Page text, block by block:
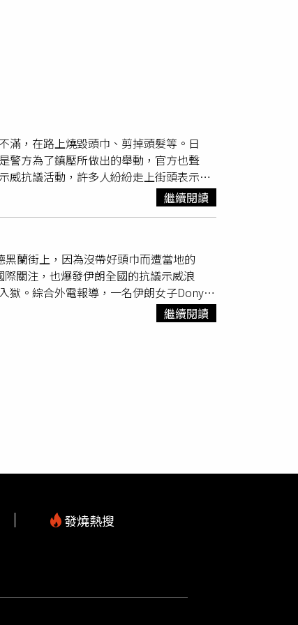
滿，在路上燒毀頭巾、剪掉頭髮等。日
警方為了鎮壓所做出的舉動，官方也聲
威抗議活動，許多人紛紛走上街頭表示不
工作人員發生衝突，放火燒了裝滿衣服的
活動的聲援，大約一個小時過後，官方聲
為2009年綠色運動以來伊朗神權政治面
多人被捕。埃文監獄主要關押反政府政
時間審訊和拒絕為被拘留者提供醫療服
人權」而被美國政府列入黑名單。
繼續閱讀
蘭街上，因為沒帶好頭巾而遭當地的
關注，也爆發伊朗全國的抗議示威浪
獄。綜合外電報導，一名伊朗女子Donya
的姐姐Dina Rad透露，Donya被伊朗安全
傳簡訊告訴家人，自己被轉移到了埃文監
繼續閱讀
發燒熱搜